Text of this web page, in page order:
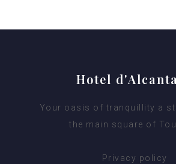
Hotel
Your oasis of tranquillity a
the main square of
Privacy policy